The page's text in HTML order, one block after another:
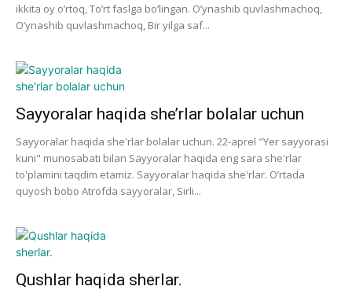
ikkita oy o’rtoq, To’rt faslga bo’lingan. O’ynashib quvlashmachoq,
O’ynashib quvlashmachoq, Bir yilga saf...
Sayyoralar haqida she’rlar bolalar uchun
Sayyoralar haqida she'rlar bolalar uchun. 22-aprel "Yer sayyorasi
kuni" munosabati bilan Sayyoralar haqida eng sara she'rlar
to'plamini taqdim etamiz. Sayyoralar haqida she'rlar. O’rtada
quyosh bobo Atrofda sayyoralar, Sirli...
Qushlar haqida sherlar.